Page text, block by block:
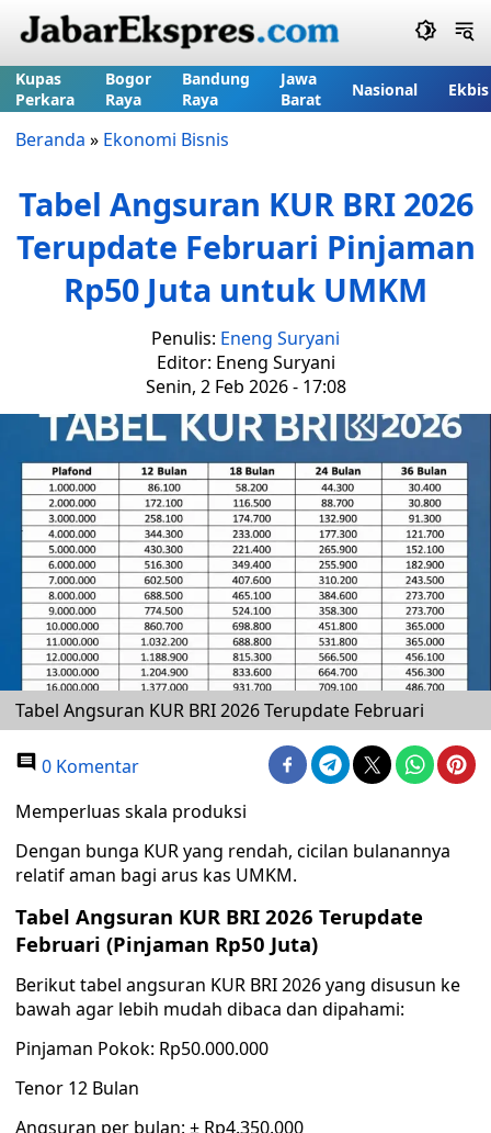
Kupas
Perkara
Bogor
Raya
Bandung
Raya
Jawa
Barat
Nasional Ekbis
Beranda » Ekonomi Bisnis
Tabel Angsuran KUR BRI 2026
Terupdate Februari Pinjaman
Rp50 Juta untuk UMKM
Penulis: Eneng Suryani
Editor: Eneng Suryani
Senin, 2 Feb 2026 - 17:08
Tabel Angsuran KUR BRI 2026 Terupdate Februari
0 Komentar
Memperluas skala produksi
Dengan bunga KUR yang rendah, cicilan bulanannya
relatif aman bagi arus kas UMKM.
Tabel Angsuran KUR BRI 2026 Terupdate
Februari (Pinjaman Rp50 Juta)
Berikut tabel angsuran KUR BRI 2026 yang disusun ke
bawah agar lebih mudah dibaca dan dipahami:
Pinjaman Pokok: Rp50.000.000
Tenor 12 Bulan
Angsuran per bulan: ± Rp4.350.000